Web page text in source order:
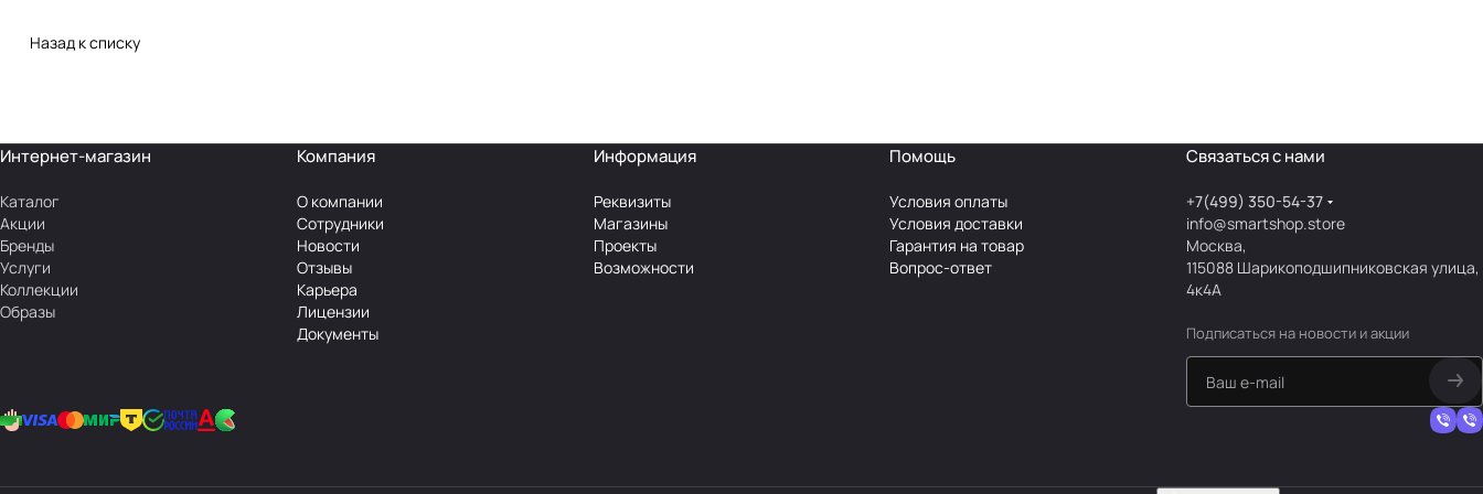
Назад к списку
Интернет-магазин
Каталог
Акции
Бренды
Услуги
Коллекции
Образы
Компания
О компании
Сотрудники
Новости
Отзывы
Карьера
Лицензии
Документы
Информация
Реквизиты
Магазины
Проекты
Возможности
Помощь
Условия оплаты
Условия доставки
Гарантия на товар
Вопрос-ответ
Связаться с нами
+7(499) 350-54-37
info@smartshop.store
Москва,
115088 Шарикоподшипниковская улица,
4к4А
Подписаться на новости и акции